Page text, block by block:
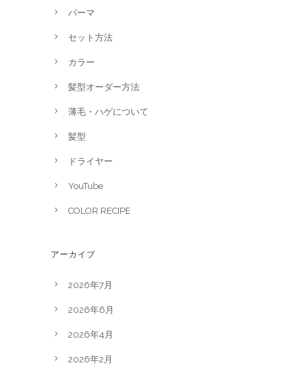
パーマ
セット方法
カラー
髪型オーダー方法
薄毛・ハゲについて
髪型
ドライヤー
YouTube
COLOR RECIPE
アーカイブ
2026年7月
2026年6月
2026年4月
2026年2月